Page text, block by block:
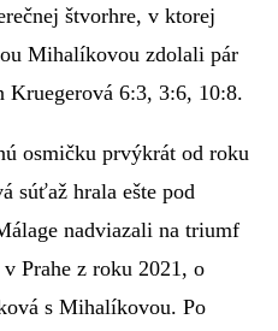
štvorhre, v ktorej
Mihalíkovou zdolali pár
Kruegerová 6:3, 3:6, 10:8.
osmičku prvýkrát od roku
súťaž hrala ešte pod
nadviazali na triumf
Prahe z roku 2021, o
s Mihalíkovou. Po